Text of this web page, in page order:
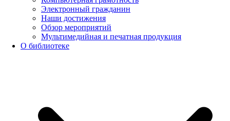
Электронный гражданин
Наши достижения
Обзор мероприятий
Мультимедийная и печатная продукция
О библиотеке